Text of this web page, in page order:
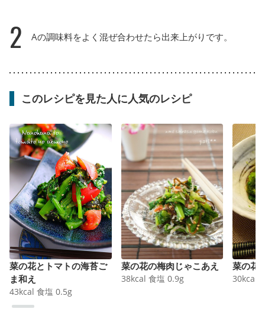
2 Aの調味料をよく混ぜ合わせたら出来上がりです。
このレシピを見た人に人気のレシピ
菜の花とトマトの海苔ご
ま和え
43kcal 食塩 0.5g
菜の花の梅肉じゃこあえ
38kcal 食塩 0.9g
菜の花
30kcal